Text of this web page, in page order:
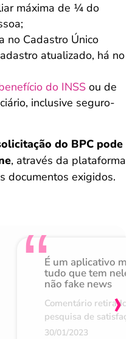
máxima de ¼ do
no Cadastro Único
atualizado, há no
do INSS ou de
inclusive seguro-
do BPC pode
, através da plataforma
documentos exigidos.
É um aplicativo
tudo que tem nele
não fake news
Comentário retirado
pesquisa de
30/01/2023
›